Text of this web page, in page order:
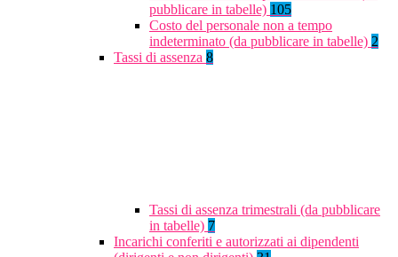
pubblicare in tabelle) 105
Costo del personale non a tempo
indeterminato (da pubblicare in tabelle) 2
Tassi di assenza 8
Tassi di assenza trimestrali (da pubblicare
in tabelle) 7
Incarichi conferiti e autorizzati ai dipendenti